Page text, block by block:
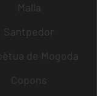
Malla
Santpedor
de Mogoda
Copons